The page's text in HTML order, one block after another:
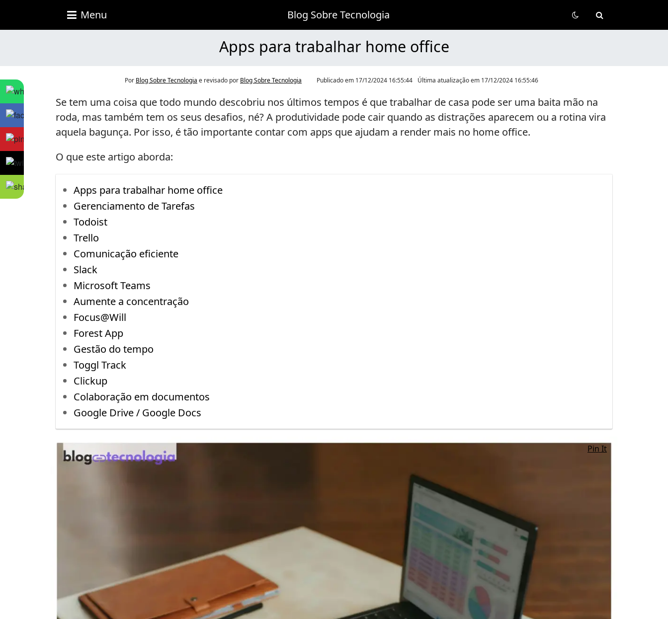
Tecnologia
Menu Blog Sobre Tecnologia
Apps para trabalhar home office​
Por Blog Sobre Tecnologia e revisado por Blog Sobre Tecnologia Publicado em 17/12/2024 16:55:44 Última atualização em 17/12/2024 16:55:46
Se tem uma coisa que todo mundo descobriu nos últimos tempos é que trabalhar de casa pode ser uma baita mão na
roda, mas também tem os seus desafios, né? A produtividade pode cair quando as distrações aparecem ou a rotina vira
aquela bagunça. Por isso, é tão importante contar com apps que ajudam a render mais no home office.
O que este artigo aborda:
Apps para trabalhar home office​
Gerenciamento de Tarefas
Todoist
Trello
Comunicação eficiente
Slack
Microsoft Teams
Aumente a concentração
Focus@Will
Forest App
Gestão do tempo
Toggl Track
Clickup
Colaboração em documentos
Google Drive / Google Docs
Pin It